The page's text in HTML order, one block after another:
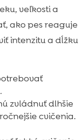
veľkosti a
ako pes reaguje
intenzitu a dĺžku
zvládnuť dlhšie
cvičenia.